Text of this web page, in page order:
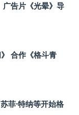
广告片《光晕》导
合作《格斗青
菲·特纳等开始格